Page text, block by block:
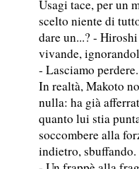
Usagi tace, per un
scelto niente di
dare un...? -
vivande,
- Lasciamo perdere.
In realtà, Makoto
nulla: ha già
quanto lui stia
soccombere alla
indietro, sbuffando.